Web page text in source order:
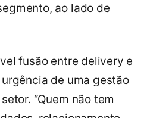
ao lado de
fusão entre delivery e
de uma gestão
“Quem não tem